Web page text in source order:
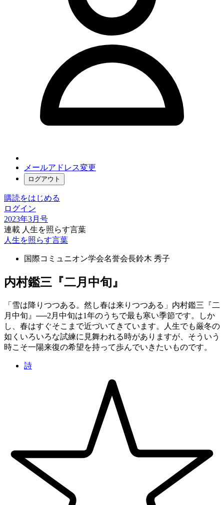
メールアドレス変更
ログアウト
購読をはじめる
ログイン
2023年3月号
連載 人生を照らす言葉
人生を照らす言葉
国際コミュニオン学会名誉会長鈴木 秀子
内村鑑三『二月中旬』
「雪は降りつつある。然し春は来りつつある」内村鑑三『二
月中旬』──2月中旬は1年のうちで最も寒い季節です。しか
し、春はすぐそこまで近づいてきています。人生でも厳冬の
如くいろいろな試練に見舞われる時がありますが、そういう
時こそ一陽来復の希望を持って歩んでいきたいものです。
詩